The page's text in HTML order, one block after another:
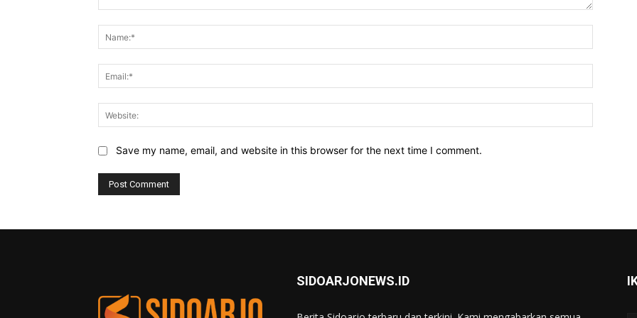
Save my name, email, and website in this browser for the next time I comment.
SIDOARJONEWS.ID